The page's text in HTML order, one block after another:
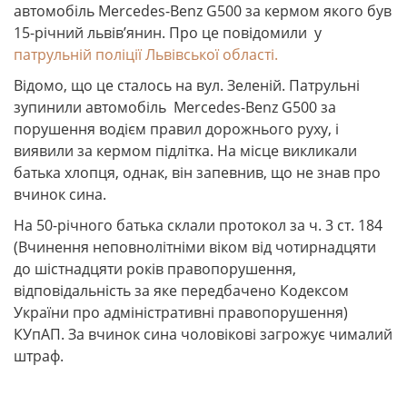
автомобіль Mercedes-Benz G500 за кермом якого був
15-річний львів’янин. Про це повідомили у
патрульній поліції Львівської області.
Відомо, що це сталось на вул. Зеленій. Патрульні
зупинили автомобіль Mercedes-Benz G500 за
порушення водієм правил дорожнього руху, і
виявили за кермом підлітка. На місце викликали
батька хлопця, однак, він запевнив, що не знав про
вчинок сина.
На 50-річного батька склали протокол за ч. 3 ст. 184
(Вчинення неповнолітніми віком від чотирнадцяти
до шістнадцяти років правопорушення,
відповідальність за яке передбачено Кодексом
України про адміністративні правопорушення)
КУпАП. За вчинок сина чоловікові загрожує чималий
штраф.